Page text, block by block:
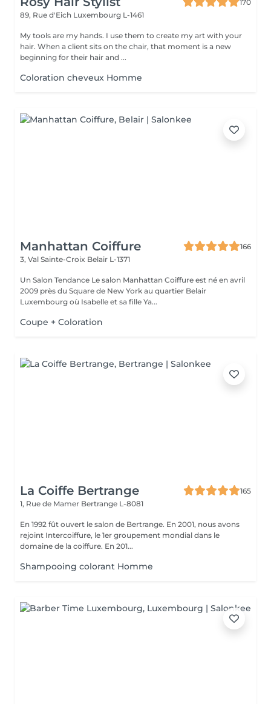
170
89, Rue d'Eich Luxembourg L-1461
My tools are my hands. I use them to create my art with your
hair. When a client sits on the chair, that moment is a new
beginning for their hair and ...
Coloration cheveux Homme
Manhattan Coiffure
166
3, Val Sainte-Croix Belair L-1371
Un Salon Tendance Le salon Manhattan Coiffure est né en avril
2009 près du Square de New York au quartier Belair
Luxembourg où Isabelle et sa fille Ya...
Coupe + Coloration
La Coiffe Bertrange
165
1, Rue de Mamer Bertrange L-8081
En 1992 fût ouvert le salon de Bertrange. En 2001, nous avons
rejoint Intercoiffure, le 1er groupement mondial dans le
domaine de la coiffure. En 201...
Shampooing colorant Homme